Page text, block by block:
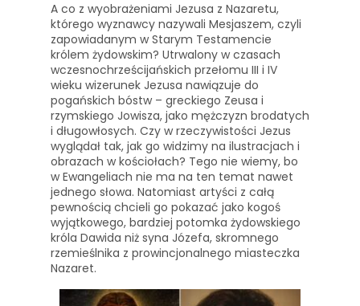
A co z wyobrażeniami Jezusa z Nazaretu,
którego wyznawcy nazywali Mesjaszem, czyli
zapowiadanym w Starym Testamencie
królem żydowskim? Utrwalony w czasach
wczesnochrześcijańskich przełomu III i IV
wieku wizerunek Jezusa nawiązuje do
pogańskich bóstw – greckiego Zeusa i
rzymskiego Jowisza, jako mężczyzn brodatych
i długowłosych. Czy w rzeczywistości Jezus
wyglądał tak, jak go widzimy na ilustracjach i
obrazach w kościołach? Tego nie wiemy, bo
w Ewangeliach nie ma na ten temat nawet
jednego słowa. Natomiast artyści z całą
pewnością chcieli go pokazać jako kogoś
wyjątkowego, bardziej potomka żydowskiego
króla Dawida niż syna Józefa, skromnego
rzemieślnika z prowincjonalnego miasteczka
Nazaret.